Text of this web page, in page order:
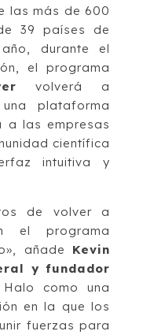
las más de 600
39 países de
durante el
el programa
volverá a
una plataforma
a las empresas
científica
intuitiva y
de volver a
el programa
añade Kevin
y fundador
Halo como una
en la que los
fuerzas para